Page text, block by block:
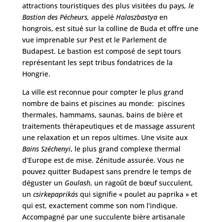
attractions touristiques des plus visitées du pays, le
Bastion des Pécheurs, appelé Halaszbastya en
hongrois, est situé sur la colline de Buda et offre une
vue imprenable sur Pest et le Parlement de
Budapest. Le bastion est composé de sept tours
représentant les sept tribus fondatrices de la
Hongrie.
La ville est reconnue pour compter le plus grand
nombre de bains et piscines au monde: piscines
thermales, hammams, saunas, bains de bière et
traitements thérapeutiques et de massage assurent
une relaxation et un repos ultimes. Une visite aux
Bains Széchenyi, le plus grand complexe thermal
d’Europe est de mise. Zénitude assurée. Vous ne
pouvez quitter Budapest sans prendre le temps de
déguster un Goulash, un ragoût de bœuf succulent,
un csirkepaprikásqui signifie « poulet au paprika » et
qui est, exactement comme son nom l’indique.
Accompagné par une succulente bière artisanale